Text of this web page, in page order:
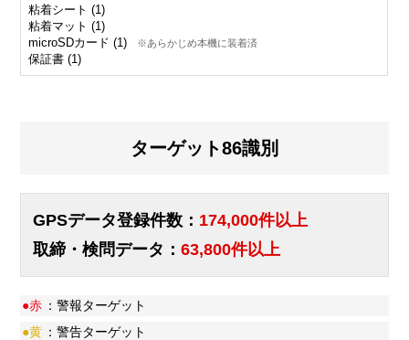
粘着シート (1)
粘着マット (1)
microSDカード (1)
※あらかじめ本機に装着済
保証書 (1)
ターゲット86識別
GPSデータ登録件数： 174,000件以上
取締・検問データ：63,800件以上
●赤 ：警報ターゲット
●黄 ：警告ターゲット